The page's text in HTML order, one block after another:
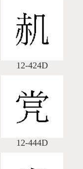
12-424D
12-444D